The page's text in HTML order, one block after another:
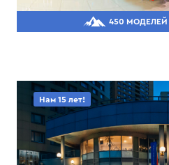
450 МОДЕЛЕЙ
Нам 15 лет!